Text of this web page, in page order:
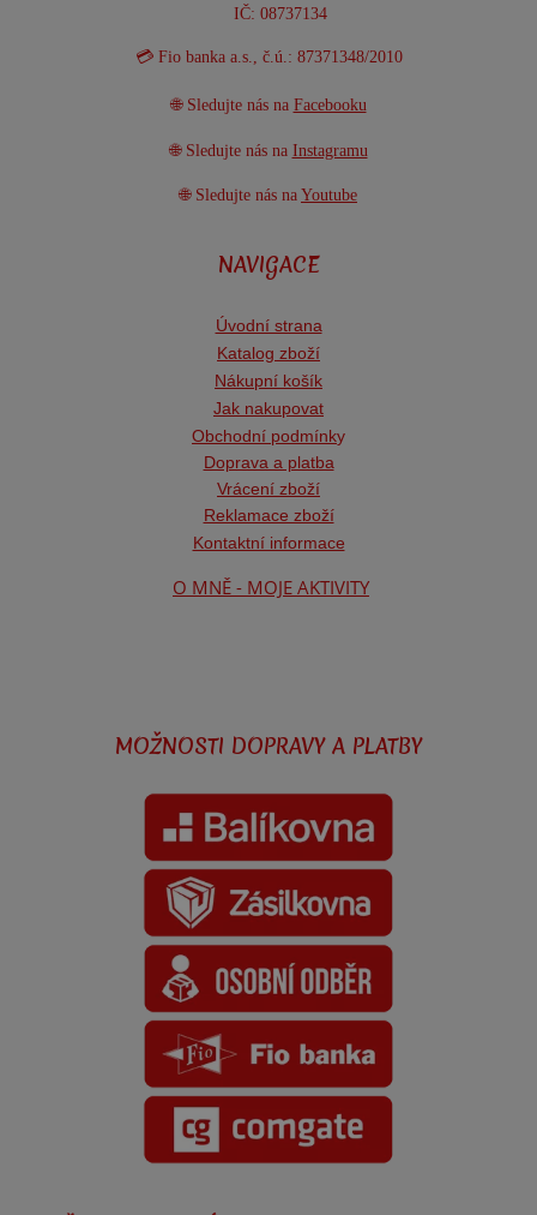
IČ: 08737134
💳 Fio banka a.s., č.ú.: 87371348/2010
🌐 Sledujte nás na Facebooku
🌐 Sledujte nás na Instagramu
🌐 Sledujte nás na Youtube
NAVIGACE
Úvodní strana
Katalog zboží
Nákupní košík
Jak nakupovat
Obchodní podmínky
Doprava a platba
Vrácení zboží
Reklamace zboží
Kontaktní informace
O MNĚ - MOJE AKTIVITY
MOŽNOSTI DOPRAVY A PLATBY